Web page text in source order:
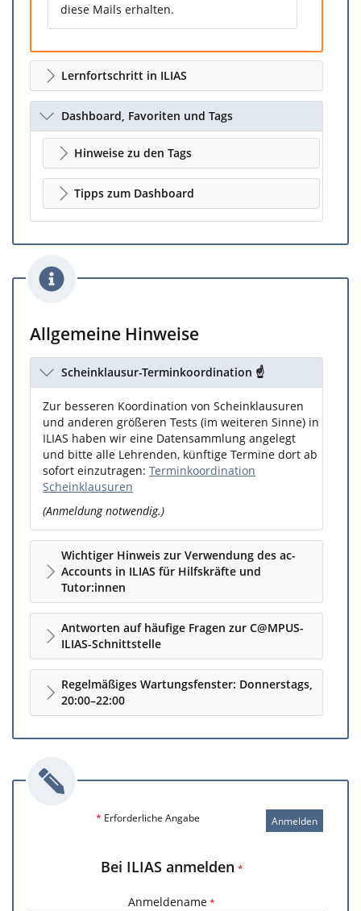
diese Mails erhalten.
Lernfortschritt in ILIAS
Dashboard, Favoriten und Tags
Hinweise zu den Tags
Tipps zum Dashboard
Allgemeine Hinweise
Scheinklausur-Terminkoordination ☝️
Zur besseren Koordination von Scheinklausuren
und anderen größeren Tests (im weiteren Sinne) in
ILIAS haben wir eine Datensammlung angelegt
und bitte alle Lehrenden, künftige Termine dort ab
sofort einzutragen: Terminkoordination
Scheinklausuren
(Anmeldung notwendig.)
Wichtiger Hinweis zur Verwendung des ac-
Accounts in ILIAS für Hilfskräfte und
Tutor:innen
Antworten auf häufige Fragen zur C@MPUS-
ILIAS-Schnittstelle
Regelmäßiges Wartungsfenster: Donnerstags,
20:00–22:00
Anmelden
* Erforderliche Angabe
Bei ILIAS anmelden *
Anmeldename*